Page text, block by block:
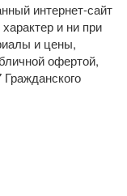
интернет-сайт
и ни при
и цены,
офертой,